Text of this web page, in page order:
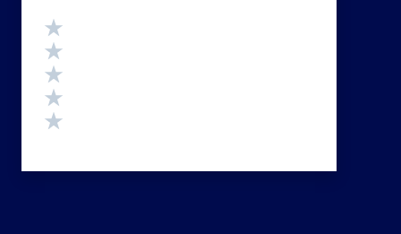
Valutazione